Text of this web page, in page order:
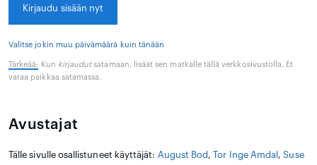
Kirjaudu sisään nyt
Valitse jokin muu päivämäärä kuin tänään
Tärkeää: Kun kirjaudutsatamaan, lisäät sen matkalle tällä verkkosivustolla. Et
varaa paikkaa satamassa.
Avustajat
Tälle sivulle osallistuneet käyttäjät: August Bod , Tor Inge Amdal ,Suse